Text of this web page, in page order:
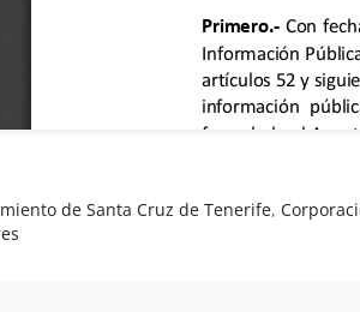
de Santa Cruz de Tenerife,